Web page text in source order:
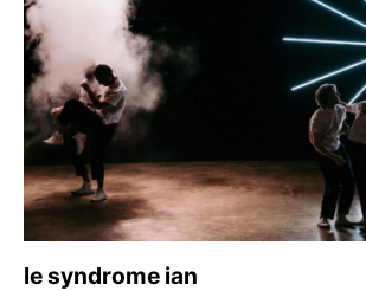
le syndrome ian